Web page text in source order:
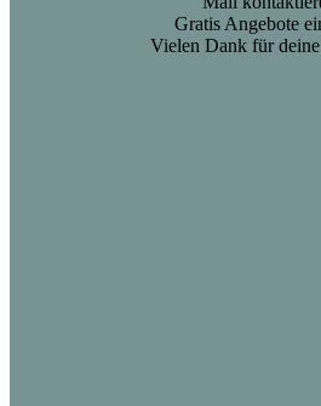
Gratis Angebote
Vielen Dank für